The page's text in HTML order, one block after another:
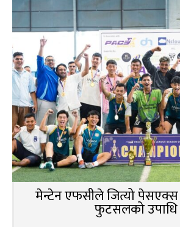
मेन्टेन एफसीले जित्यो पेसएक्स
फुटसलको उपाधि